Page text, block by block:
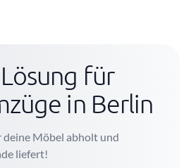
für
in Berlin
deine Möbel abholt und
liefert!